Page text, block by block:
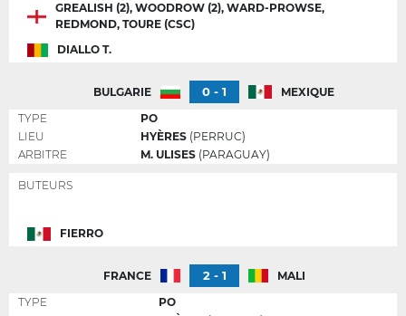
GREALISH (2), WOODROW (2), WARD-PROWSE,
REDMOND, TOURE (CSC)
DIALLO T.
BULGARIE 0 - 1
MEXIQUE
TYPE
PO
LIEU
HYÈRES (PERRUC)
ARBITRE
M. ULISES (PARAGUAY)
BUTEURS
FIERRO
FRANCE 2 - 1
MALI
TYPE
PO